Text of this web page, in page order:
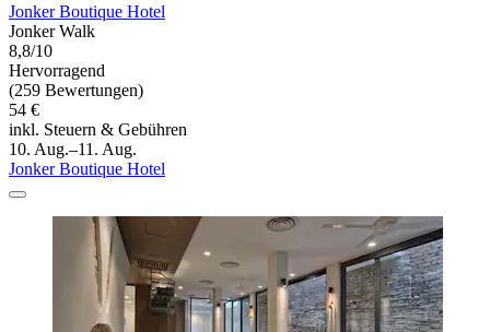
Jonker Boutique Hotel
Jonker Walk
8,8/10
Hervorragend
(259 Bewertungen)
54 €
inkl. Steuern & Gebühren
10. Aug.–11. Aug.
Jonker Boutique Hotel